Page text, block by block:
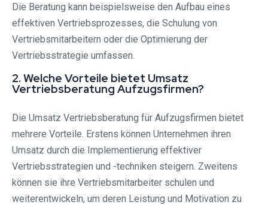
Die Beratung kann beispielsweise den Aufbau eines
effektiven Vertriebsprozesses, die Schulung von
Vertriebsmitarbeitern oder die Optimierung der
Vertriebsstrategie umfassen.
2. Welche Vorteile bietet Umsatz
Vertriebsberatung Aufzugsfirmen?
Die Umsatz Vertriebsberatung für Aufzugsfirmen bietet
mehrere Vorteile. Erstens können Unternehmen ihren
Umsatz durch die Implementierung effektiver
Vertriebsstrategien und -techniken steigern. Zweitens
können sie ihre Vertriebsmitarbeiter schulen und
weiterentwickeln, um deren Leistung und Motivation zu